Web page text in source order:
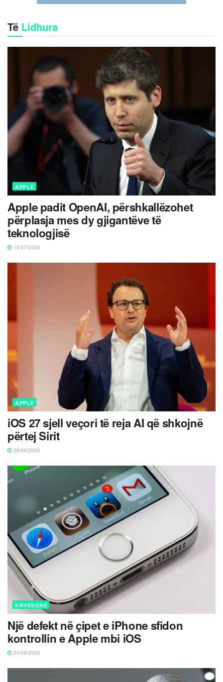
Të Lidhura
APPLE
Apple padit OpenAI, përshkallëzohet
përplasja mes dy gjigantëve të
teknologjisë
13/07/2026
APPLE
iOS 27 sjell veçori të reja AI që shkojnë
përtej Sirit
26/06/2026
KRYESORE
Një defekt në çipet e iPhone sfidon
kontrollin e Apple mbi iOS
24/06/2026